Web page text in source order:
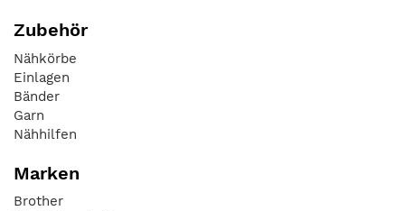
Zubehör
Nähkörbe
Einlagen
Bänder
Garn
Nähhilfen
Marken
Brother